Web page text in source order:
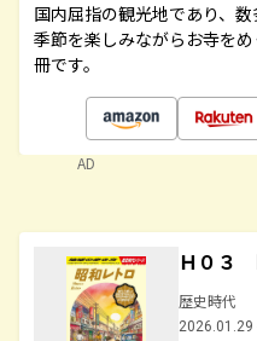
国内屈指の観光地であり、
季節を楽しみながらお寺を
冊です。
AD
Ｈ０３
歴史時代
2026.01.29